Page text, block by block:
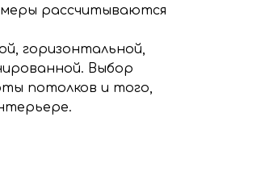
рассчитываются
горизонтальной,
Выбор
потолков и того,